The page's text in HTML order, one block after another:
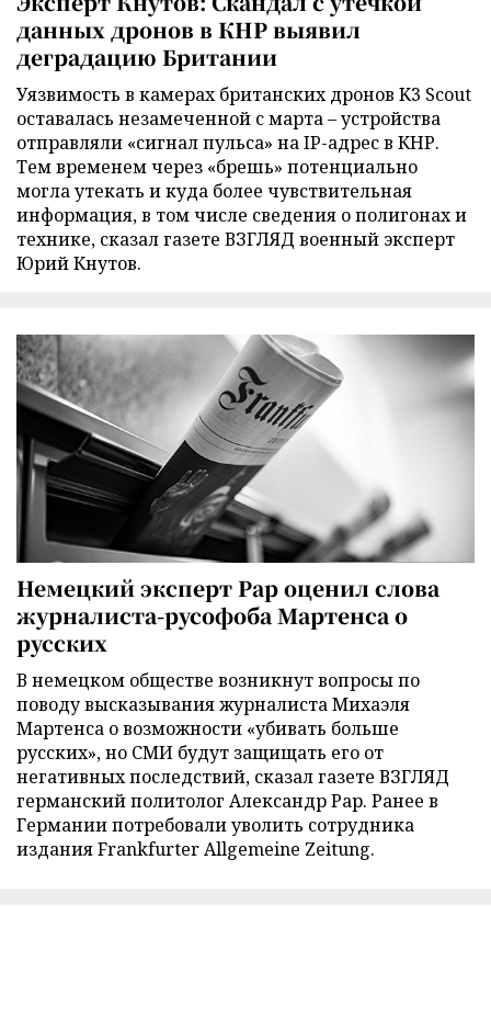
данных дронов в КНР выявил
деградацию Британии
Уязвимость в камерах британских дронов K3 Scout
оставалась незамеченной с марта – устройства
отправляли «сигнал пульса» на IP-адрес в КНР.
Тем временем через «брешь» потенциально
могла утекать и куда более чувствительная
информация, в том числе сведения о полигонах и
технике, сказал газете ВЗГЛЯД военный эксперт
Юрий Кнутов.
Немецкий эксперт Рар оценил слова
журналиста-русофоба Мартенса о
русских
В немецком обществе возникнут вопросы по
поводу высказывания журналиста Михаэля
Мартенса о возможности «убивать больше
русских», но СМИ будут защищать его от
негативных последствий, сказал газете ВЗГЛЯД
германский политолог Александр Рар. Ранее в
Германии потребовали уволить сотрудника
издания Frankfurter Allgemeine Zeitung.